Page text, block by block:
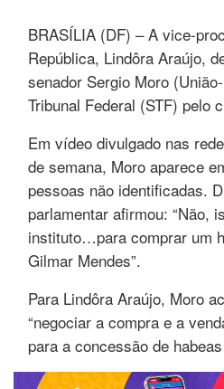
BRASÍLIA (DF) – A vice-
República, Lindôra Araújo,
senador Sergio Moro
Tribunal Federal (STF) pelo
Em vídeo divulgado nas
de semana, Moro aparece
pessoas não identificadas.
parlamentar afirmou: “Não,
instituto…para comprar um
Gilmar Mendes”.
Para Lindôra Araújo, Moro
“negociar a compra e a
para a concessão de